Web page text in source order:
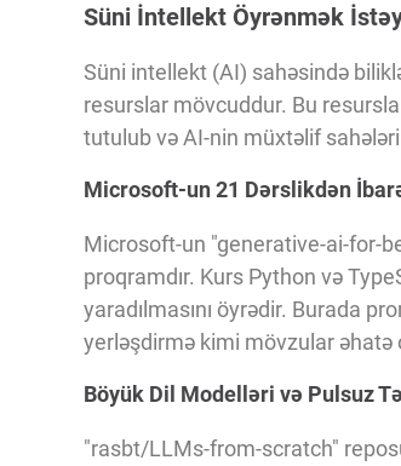
Vizyoner Baxışı
Innovasiya Bələdçisi
Gələcəyin Təhlili
Podkastlar
Süni İntellekt Öyrənmək
Süni intellekt (AI) sahəsində
resurslar mövcuddur. Bu
tutulub və AI-nin müxtəlif
Microsoft-un 21 Dərslikdən
Microsoft-un "generative-ai-for-
proqramdır. Kurs Python və
yaradılmasını öyrədir. Burada
yerləşdirmə kimi mövzular əhatə
Böyük Dil Modelləri və Pulsuz
"rasbt/LLMs-from-scratch"